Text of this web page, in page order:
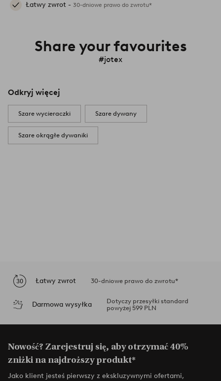
Łatwy zwrot - 30-dniowe prawo do zwrotu*
Share your favourites
#jotex
Odkryj więcej
Szare wycieraczki Szare dywany
Szare okrągłe dywaniki
Łatwy zwrot 30-dniowe prawo do zwrotu*
Darmowa wysyłka
Dotyczy przesyłki standard
powyżej 599 PLN
Nowość? Zarejestruj się, aby otrzymać 40%
zniżki na najdroższy produkt*
Jako klient jesteś pierwszy z ekskluzywnymi ofertami,